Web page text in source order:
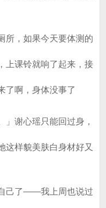
，如果今天要体测的
上课铃就响了起来，接
啊，身体没事了
谢心瑶只能回过身，
这样貌美肤白身材好又
己了——我上周也说过